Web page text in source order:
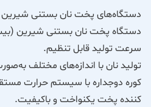
دستگاه‌های پخت نان بستنی
دستگاه پخت نان بستنی شیرین
سرعت تولید قابل تنظیم.
تولید نان با اندازه‌های مختلف
کوره دوجداره با سیستم حرارت
کننده پخت یکنواخت و باکیفیت.